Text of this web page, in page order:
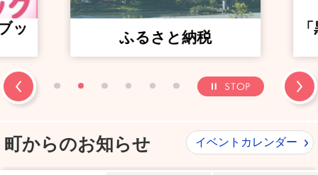
ッ
ふるさと納税
「
Previous
1 3 5 6 停
町からのお知らせ イベントカレンダー